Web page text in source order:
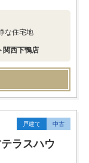
な住宅地
関西下鴨店
戸建て 中古
ラスハウ